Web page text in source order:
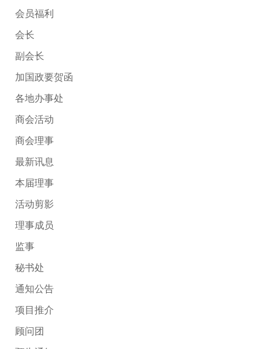
会员福利
会长
副会长
加国政要贺函
各地办事处
商会活动
商会理事
最新讯息
本届理事
活动剪影
理事成员
监事
秘书处
通知公告
项目推介
顾问团